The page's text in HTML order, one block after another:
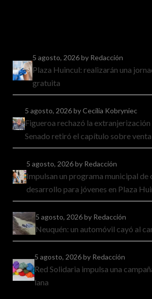
5 agosto, 2026by Redacción
Plaza Huincul: realizarán una
gratuita
5 agosto, 2026by Cecilia Kobryniec
Figueroa rechazó la
Senado retiró el capítulo sobre
5 agosto, 2026by Redacción
Impulsan un programa municipal de
desarrollo para jóvenes en Plaza
5 agosto, 2026by Redacción
Neuquén: un automóvil cayó al
5 agosto, 2026by Redacción
Red Solidaria impulsa una
lana